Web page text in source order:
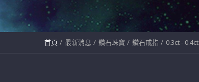
首頁 最新消息 鑽石珠寶 鑽石戒指 0.3ct - 0.4ct